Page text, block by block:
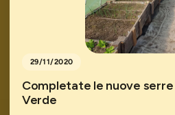
29/11/2020
Completate le nuove serre
Verde
20/02/2021